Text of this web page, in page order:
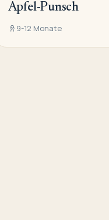
Apfel-Punsch
9-12 Monate